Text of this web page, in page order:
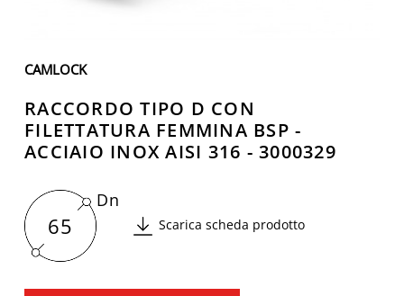
CAMLOCK
RACCORDO TIPO D CON
FILETTATURA FEMMINA BSP -
ACCIAIO INOX AISI 316 - 3000329
65
Dn
Scarica scheda prodotto